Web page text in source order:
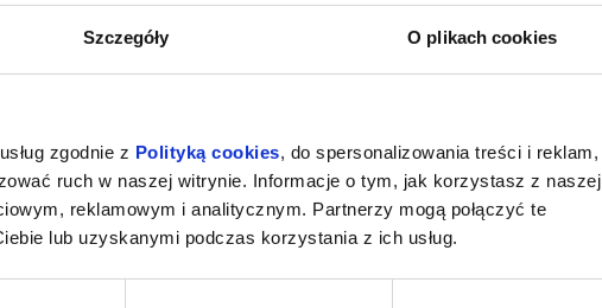
Szczegóły O plikach cookies
zgodnie z Polityką cookies, do spersonalizowania treści i reklam,
ruch w naszej witrynie. Informacje o tym, jak korzystasz z naszej
reklamowym i analitycznym. Partnerzy mogą połączyć te
lub uzyskanymi podczas korzystania z ich usług.